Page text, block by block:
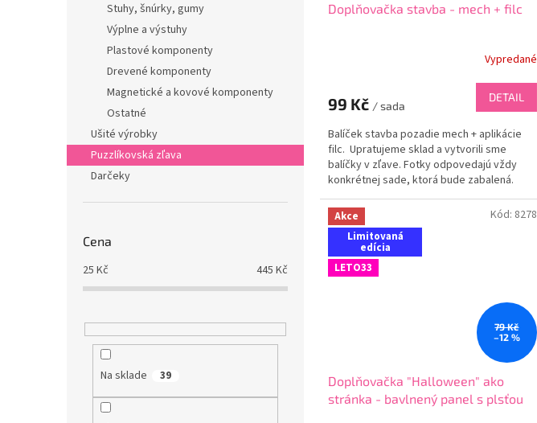
Stuhy, šnúrky, gumy
Výplne a výstuhy
Plastové komponenty
Drevené komponenty
Magnetické a kovové komponenty
Ostatné
Ušité výrobky
Puzzlíkovská zľava
Darčeky
Cena
25 Kč 445 Kč
Na sklade 39
Doplňovačka stavba - mech + filc
Vypredané
99 Kč / sada
DETAIL
Balíček stavba pozadie mech + aplikácie
filc. Upratujeme sklad a vytvorili sme
balíčky v zľave. Fotky odpovedajú vždy
konkrétnej sade, ktorá bude zabalená.
Akce
Limitovaná
edícia
LETO33
79 Kč
–12 %
Doplňovačka "Halloween" ako
stránka - bavlnený panel s plsťou
Kód: 8278